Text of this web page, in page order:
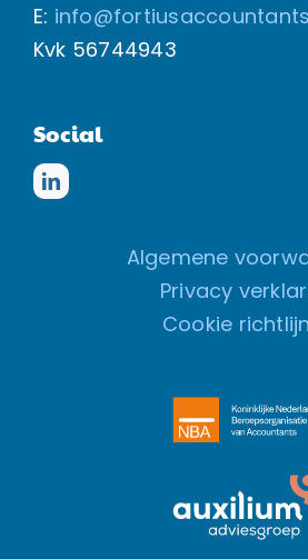
E:
Kvk 56744943
Social
Algemene
Privacy
Cookie